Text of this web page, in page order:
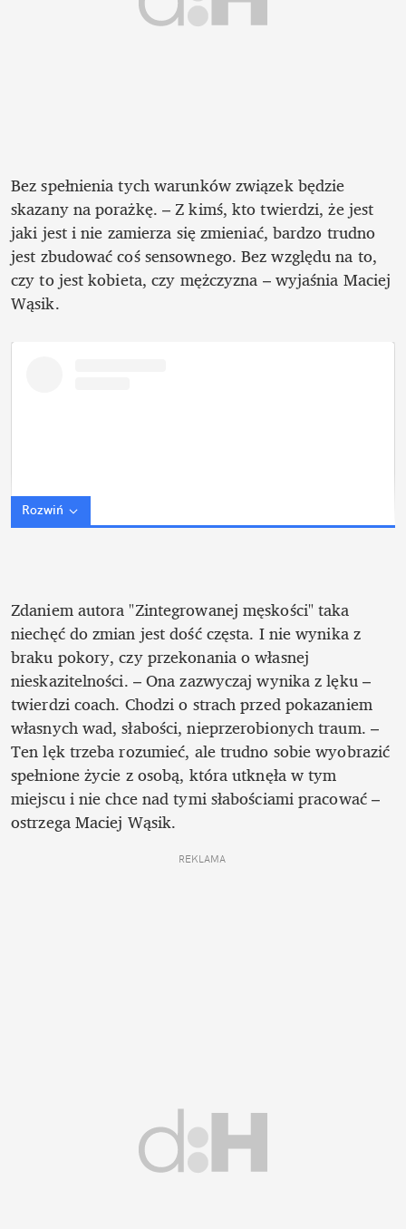
Bez spełnienia tych warunków związek będzie
skazany na porażkę. – Z kimś, kto twierdzi, że jest
jaki jest i nie zamierza się zmieniać, bardzo trudno
jest zbudować coś sensownego. Bez względu na to,
czy to jest kobieta, czy mężczyzna – wyjaśnia Maciej
Wąsik.
Rozwiń
Zdaniem autora "Zintegrowanej męskości" taka
niechęć do zmian jest dość częsta. I nie wynika z
braku pokory, czy przekonania o własnej
nieskazitelności. – Ona zazwyczaj wynika z lęku –
twierdzi coach. Chodzi o strach przed pokazaniem
własnych wad, słabości, nieprzerobionych traum. –
Ten lęk trzeba rozumieć, ale trudno sobie wyobrazić
spełnione życie z osobą, która utknęła w tym
miejscu i nie chce nad tymi słabościami pracować –
ostrzega Maciej Wąsik.
REKLAMA